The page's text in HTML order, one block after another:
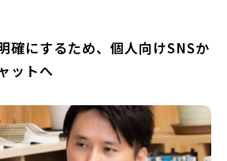
確にするため、個人向けSNSか
ットへ